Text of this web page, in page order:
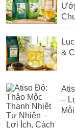
&
–